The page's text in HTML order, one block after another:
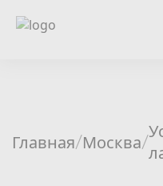
Главная/Москва/